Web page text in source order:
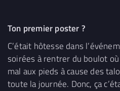
Ton premier poster ?
C’était hôtesse dans
soirées à rentrer du boulot
mal aux pieds à cause des
toute la journée. Donc, ça